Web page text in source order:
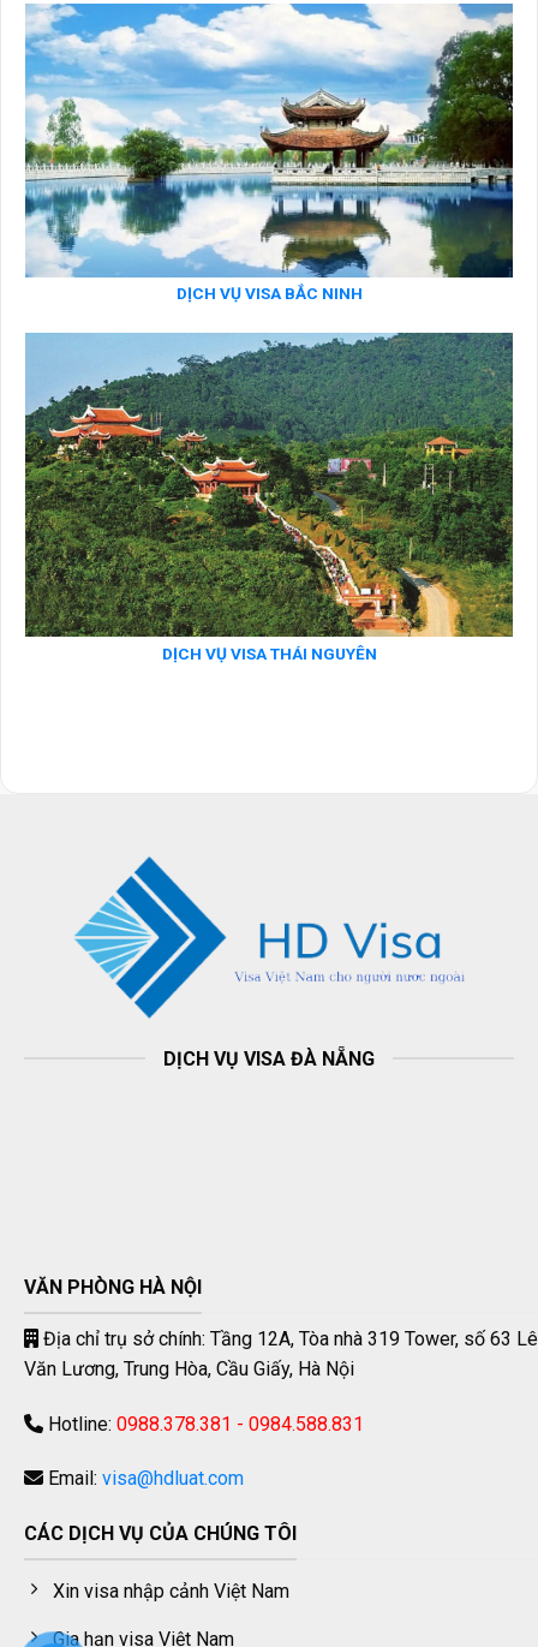
DỊCH VỤ VISA BẮC NINH
DỊCH VỤ VISA THÁI NGUYÊN
DỊCH VỤ VISA ĐÀ NẴNG
VĂN PHÒNG HÀ NỘI
Địa chỉ trụ sở chính: Tầng 12A, Tòa nhà 319 Tower, số 63 Lê
Văn Lương, Trung Hòa, Cầu Giấy, Hà Nội
Hotline: 0988.378.381 - 0984.588.831
Email: visa@hdluat.com
CÁC DỊCH VỤ CỦA CHÚNG TÔI
Xin visa nhập cảnh Việt Nam
Gia hạn visa Việt Nam